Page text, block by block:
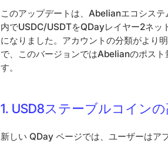
このアップデートは、Abelianエコシス
内でUSDC/USDTをQDayレイヤー2ネッ
になりました。アカ​​ウントの分類がより
で、このバージョンではAbelianのポス
す。
1. USD8ステーブルコイン
新しい QDay ページでは、ユーザーはア